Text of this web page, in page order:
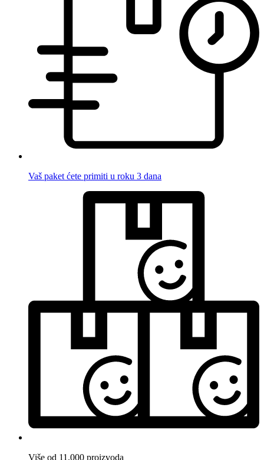
Vaš paket ćete primiti u roku 3 dana
Više od 11.000 proizvoda